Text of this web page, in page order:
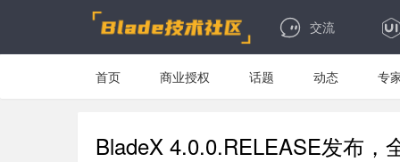
交流
首页 商业授权 话题 动态 专
BladeX 4.0.0.RELEASE发布，